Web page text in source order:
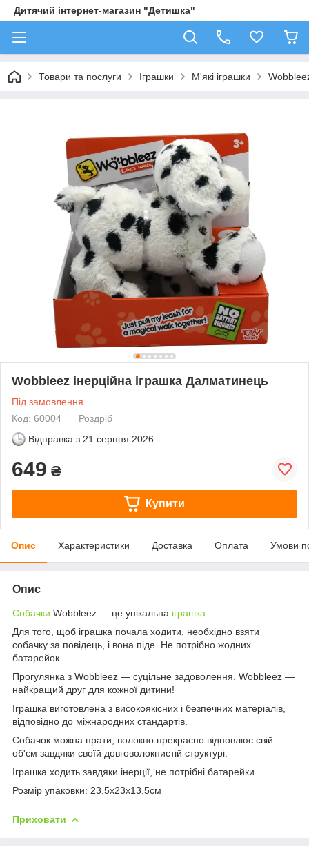
Дитячий інтернет-магазин "Детишка"
Товари та послуги Іграшки М'які іграшки
Wobbleez інерційна іграшка Далматинець
Під замовлення
Код: 60004
Роздріб
Відправка з 21 серпня 2026
649 ₴
Купити
Опис Характеристики Доставка Оплата Умови
Опис
Собачки Wobbleez — це унікальна іграшка
Для того, щоб іграшка почала ходити, необхідно взяти
собачку за повідець, і вона піде. Не потрібно жодних
батарейок.
Прогулянка з Wobbleez — суцільне задоволення. Wobbleez —
найкращий друг для кожної дитини!
Іграшка виготовлена з високоякісних і безпечних матеріалів,
відповідно до міжнародних стандартів.
Собачок можна прати, волокно прекрасно відновлює свій
об'єм завдяки своїй довговолокнистій структурі.
Іграшка ходить завдяки інерції, не потрібні батарейки.
Розмір упаковки: 23,5х23х13,5см
Приховати